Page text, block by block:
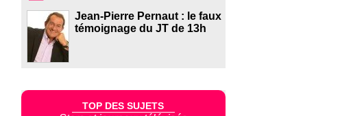
Jean-Pierre Pernaut : le faux
témoignage du JT de 13h
TOP DES SUJETS